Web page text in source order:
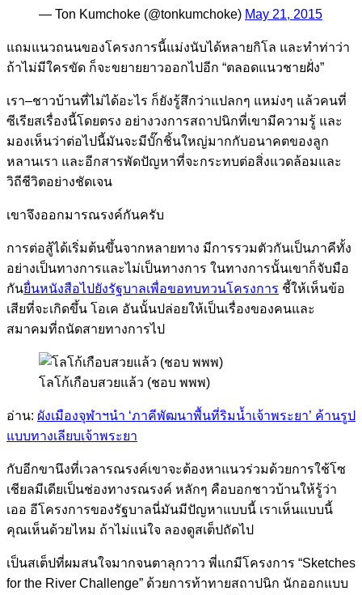
— Ton Kumchoke (@tonkumchoke) May 21, 2015
แถมแนวถนนของโครงการนี้แม่งนับได้หลายกิโล และทำท่าว่า
ถ้าไม่มีใครขัด ก็จะขยายยาวออกไปอีก “ตลอดแนวชายฝั่ง”
เรา–ชาวบ้านที่ไม่ได้อะไร ก็ยังรู้สึกว่าแปลกๆ แหม่งๆ แล้วคนที่
ซีเรียสเรื่องนี้โดยตรง อย่างวงการสถาปนิกที่เขามีความรู้ และ
มองเห็นว่าต่อไปนี้มันจะมีบั๊กชิ้นใหญ่มากกับอนาคตของลูก
หลานเรา และอีกสารพัดปัญหาที่จะกระทบต่อสิ่งแวดล้อมและ
วิถีชีวิตอย่างชัดเจน
เขาจึงออกมารณรงค์กันครับ
การต่อสู้ได้เริ่มต้นขึ้นจากหลายทาง มีการรวมตัวกันเป็นภาคีทั้ง
อย่างเป็นทางการและไม่เป็นทางการ ในทางการนั้นเขาก็จับมือ
กันยื่นหนังสือไปยังรัฐบาลเพื่อขอทบทวนโครงการ ชี้ให้เห็นข้อ
เสียที่จะเกิดขึ้น โอเค อันนั้นปล่อยให้เป็นเรื่องของคนและ
สมาคมที่ถนัดสายทางการไป
โลโก้เกือบสวยแล้ว (ชอบ พพพ)
อ่าน: ผังเมืองจุฬาฯนำ ‘ภาคีพัฒนาพื้นที่ริมน้ำเจ้าพระยา’ ค้านรูป
แบบทางเลียบเจ้าพระยา
กับอีกขานึงที่เวลารณรงค์เขาจะต้องหาแนวร่วมด้วยการใช้โซ
เชียลมีเดียเป็นช่องทางรณรงค์ หลักๆ คือบอกชาวบ้านให้รู้ว่า
เออ อีโครงการของรัฐบาลนี่มันมีปัญหาแบบนี้ เราเห็นแบบนี้
คุณเห็นด้วยไหม ถ้าไม่แน่ใจ ลองดูสเต็ปถัดไป
เป็นสเต็ปที่ผมสนใจมากจนตาลุกวาว พี่แกมีโครงการ “Sketches
for the River Challenge” ด้วยการท้าทายสถาปนิก นักออกแบบ